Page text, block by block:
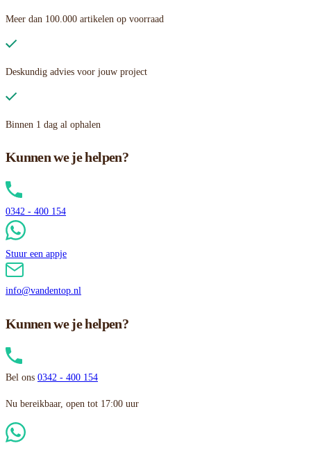
Meer dan 100.000 artikelen op voorraad
Deskundig advies voor jouw project
Binnen 1 dag al ophalen
Kunnen we je helpen?
0342 - 400 154
Stuur een appje
info@vandentop.nl
Kunnen we je helpen?
Bel ons 0342 - 400 154
Nu bereikbaar, open tot 17:00 uur